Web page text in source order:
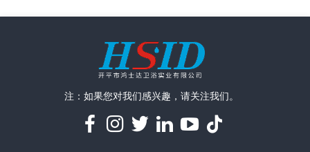
注：如果您对我们感兴趣，请关注我们。